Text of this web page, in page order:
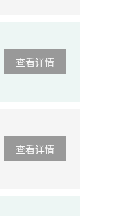
查看详情
查看详情